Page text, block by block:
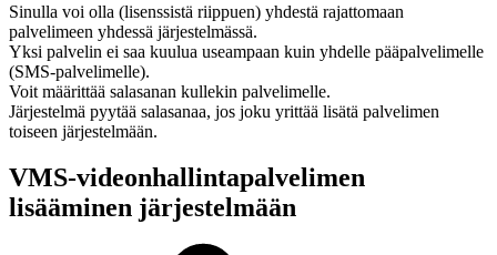
Sinulla voi olla (lisenssistä riippuen) yhdestä rajattomaan
palvelimeen yhdessä järjestelmässä.
Yksi palvelin ei saa kuulua useampaan kuin yhdelle pääpalvelimelle
(SMS-palvelimelle).
Voit määrittää salasanan kullekin palvelimelle.
Järjestelmä pyytää salasanaa, jos joku yrittää lisätä palvelimen
toiseen järjestelmään.
VMS-videonhallintapalvelimen
lisääminen järjestelmään